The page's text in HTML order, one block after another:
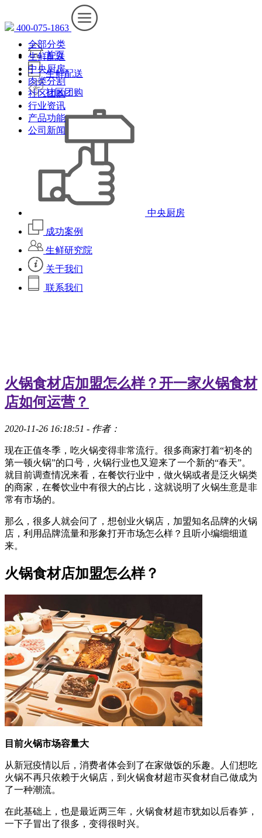
400-075-1863
首页
生鲜配送
社区团购
中央厨房
成功案例
生鲜研究院
关于我们
联系我们
全部分类
生鲜配送
中央厨房
肉类分割
社区团购
行业资讯
产品功能
公司新闻
火锅食材店加盟怎么样？开一家火锅食材
店如何运营？
2020-11-26 16:18:51 - 作者：
现在正值冬季，吃火锅变得非常流行。很多商家打着“初冬的
第一顿火锅”的口号，火锅行业也又迎来了一个新的“春天”。
就目前调查情况来看，在餐饮行业中，做火锅或者是泛火锅类
的商家，在餐饮业中有很大的占比，这就说明了火锅生意是非
常有市场的。
那么，很多人就会问了，想创业火锅店，加盟知名品牌的火锅
店，利用品牌流量和形象打开市场怎么样？且听小编细细道
来。
火锅食材店加盟怎么样？
目前火锅市场容量大
从新冠疫情以后，消费者体会到了在家做饭的乐趣。人们想吃
火锅不再只依赖于火锅店，到火锅食材超市买食材自己做成为
了一种潮流。
在此基础上，也是最近两三年，火锅食材超市犹如以后春笋，
一下子冒出了很多，变得很时兴。